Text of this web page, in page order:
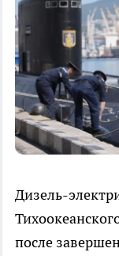
Дизель-
после